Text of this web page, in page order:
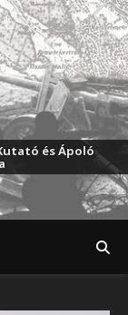
és Ápoló